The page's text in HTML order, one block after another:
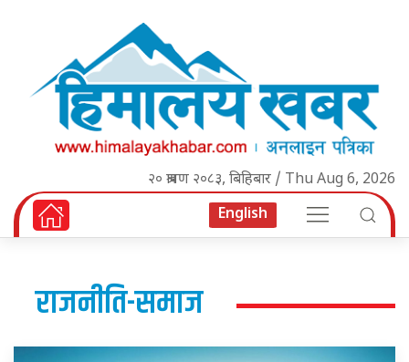
२० श्रावण २०८३, बिहिबार / Thu Aug 6, 2026
English
राजनीति-समाज